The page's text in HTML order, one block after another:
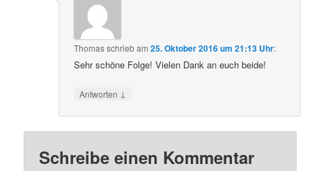
Thomasschriebam25. Oktober 2016 um 21:13 Uhr:
Sehr schöne Folge! Vielen Dank an euch beide!
Antworten ↓
Schreibe einen Kommentar